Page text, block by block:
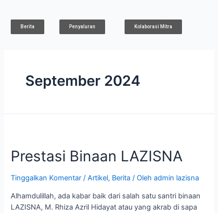
kontenBerita Penyaluran Kolaborasi Mitra
September 2024
Prestasi Binaan LAZISNA
Tinggalkan Komentar /Artikel, Berita / Olehadmin lazisna
Alhamdulillah, ada kabar baik dari salah satu santri binaan
LAZISNA, M. Rhiza Azril Hidayat atau yang akrab di sapa
LAZISNA